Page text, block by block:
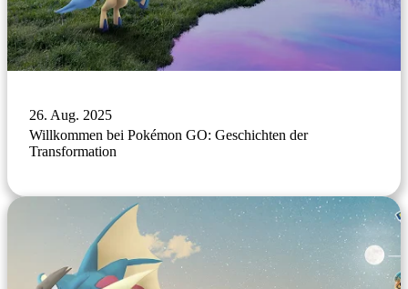
26. Aug. 2025
Willkommen bei Pokémon GO: Geschichten der
Transformation